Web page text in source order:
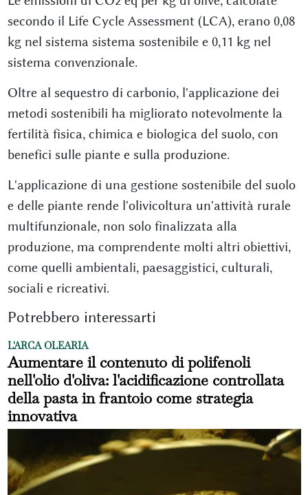
secondo il Life Cycle Assessment (LCA), erano 0,08
kg nel sistema sistema sostenibile e 0,11 kg nel
sistema convenzionale.
Oltre al sequestro di carbonio, l'applicazione dei
metodi sostenibili ha migliorato notevolmente la
fertilità fisica, chimica e biologica del suolo, con
benefici sulle piante e sulla produzione.
L'applicazione di una gestione sostenibile del suolo
e delle piante rende l'olivicoltura un'attività rurale
multifunzionale, non solo finalizzata alla
produzione, ma comprendente molti altri obiettivi,
come quelli ambientali, paesaggistici, culturali,
sociali e ricreativi.
Potrebbero interessarti
L'ARCA OLEARIA
Aumentare il contenuto di polifenoli
nell'olio d'oliva: l'acidificazione controllata
della pasta in frantoio come strategia
innovativa